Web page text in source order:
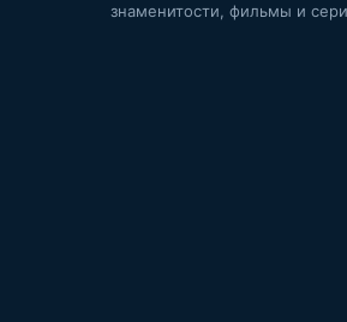
знаменитости, фильмы и